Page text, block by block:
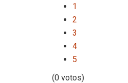
1
2
3
4
5
(0 votos)